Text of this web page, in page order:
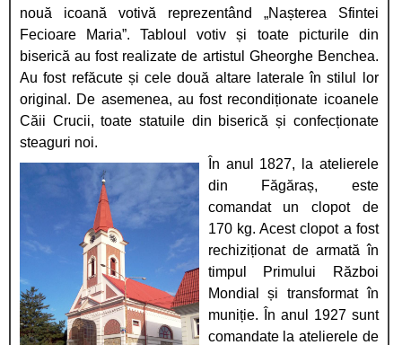
nouă icoană votivă reprezentând „Nașterea Sfintei
Fecioare Maria”. Tabloul votiv și toate picturile din
biserică au fost realizate de artistul Gheorghe Benchea.
Au fost refăcute și cele două altare laterale în stilul lor
original. De asemenea, au fost recondiționate icoanele
Căii Crucii, toate statuile din biserică și confecționate
steaguri noi.
În anul 1827, la atelierele
din Făgăraș, este
comandat un clopot de
170 kg. Acest clopot a fost
rechiziționat de armată în
timpul Primului Război
Mondial și transformat în
muniție. În anul 1927 sunt
comandate la atelierele de